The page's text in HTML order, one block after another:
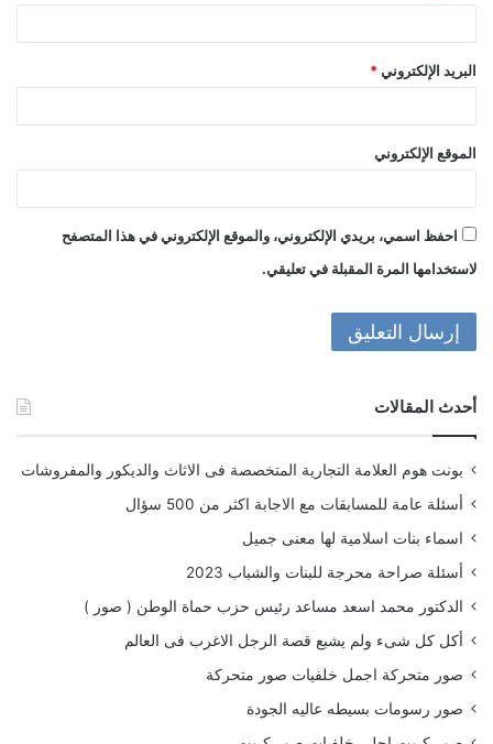
البريد الإلكتروني *
الموقع الإلكتروني
احفظ اسمي، بريدي الإلكتروني، والموقع الإلكتروني في هذا المتصفح
لاستخدامها المرة المقبلة في تعليقي.
أحدث المقالات
بونت هوم العلامة التجارية المتخصصة فى الاثاث والديكور والمفروشات
أسئلة عامة للمسابقات مع الاجابة اكثر من 500 سؤال
اسماء بنات اسلامية لها معنى جميل
أسئلة صراحة محرجة للبنات والشباب 2023
الدكتور محمد اسعد مساعد رئيس حزب حماة الوطن ( صور )
أكل كل شىء ولم يشبع قصة الرجل الاغرب فى العالم
صور متحركة اجمل خلفيات صور متحركة
صور رسومات بسيطه عاليه الجودة